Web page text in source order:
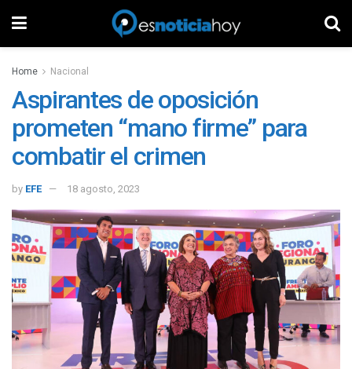
Home Nacional
Aspirantes de oposición
prometen “mano firme” para
combatir el crimen
by EFE 18 agosto, 2023